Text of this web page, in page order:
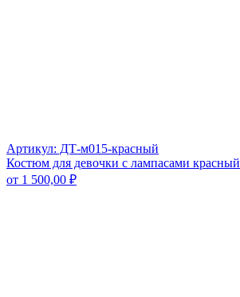
Артикул: ДТ-м015-красный
Костюм для девочки с лампасами красный
от 1 500,00 ₽